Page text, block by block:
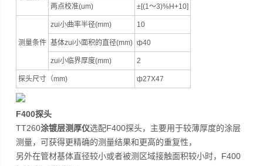
两点校准(um) ±[(1～3)%H+10]
测量条件
zui小曲率半径(mm) 10
基体zui小面积的直径(mm) ф40
zui小临界厚度(mm) 2
探头尺寸（mm) ф27X47
F400探头
TT260涂镀层测厚仪选配F400探头，主要用于较薄厚度的涂层
测量，可获得更精确的测量结果和更高的重复性，
另外在管材基体直径较小或者被测区域接触面积较小时，F400